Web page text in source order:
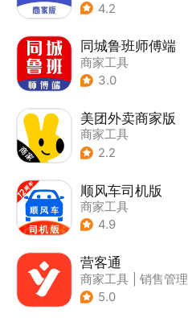
4.2
同城鲁班师傅端
商家工具
3.0
美团外卖商家版
商家工具
2.2
顺风车司机版
商家工具
4.9
营客通
商家工具
销售管理
5.0